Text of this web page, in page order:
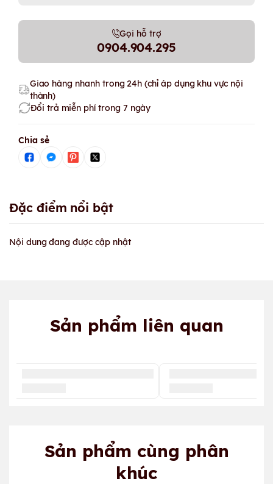
Gọi hỗ trợ
0904.904.295
Giao hàng nhanh trong 24h (chỉ áp dụng khu vực nội
thành)
Đổi trả miễn phí trong 7 ngày
Chia sẻ
Đặc điểm nổi bật
Nội dung đang được cập nhật
Sản phẩm liên quan
Sản phẩm cùng phân
khúc